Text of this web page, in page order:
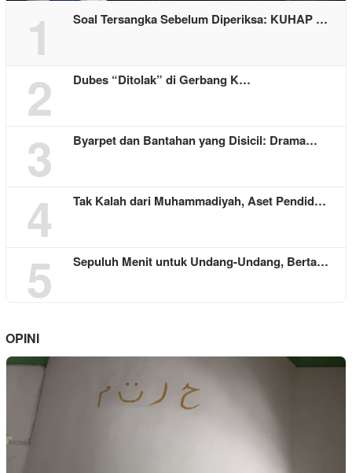
1 Soal Tersangka Sebelum Diperiksa: KUHAP …
2 Dubes “Ditolak” di Gerbang K…
3 Byarpet dan Bantahan yang Disicil: Drama…
4 Tak Kalah dari Muhammadiyah, Aset Pendid…
5 Sepuluh Menit untuk Undang-Undang, Berta…
OPINI